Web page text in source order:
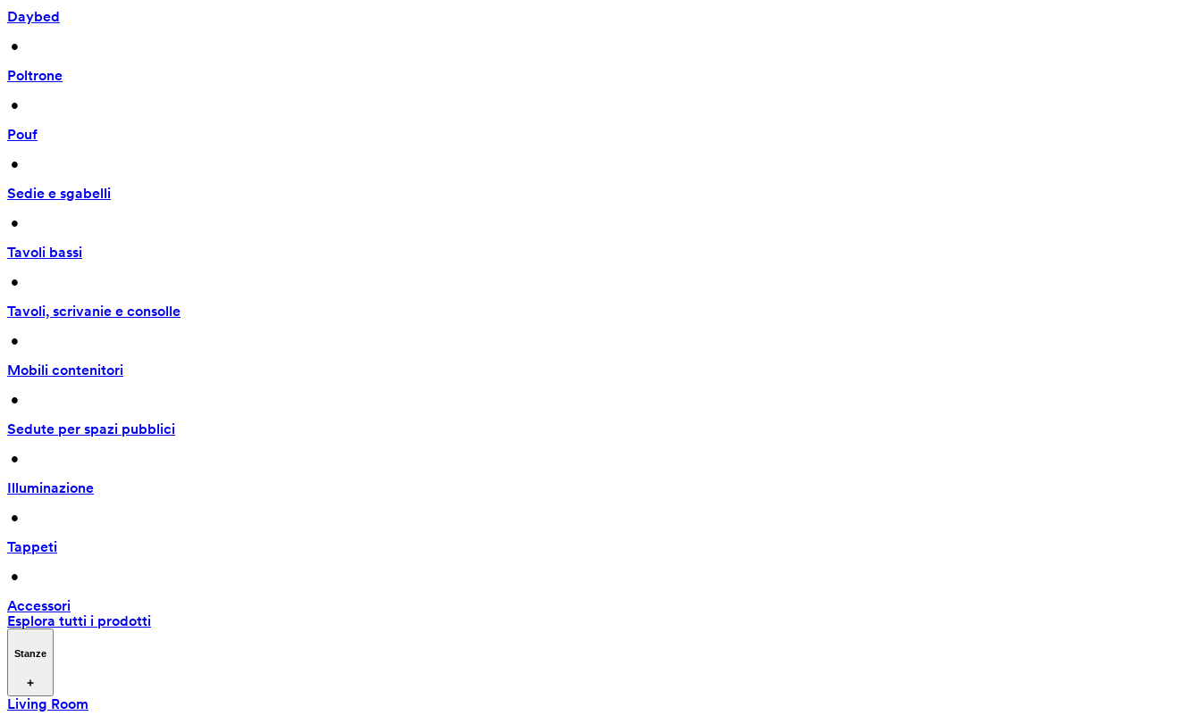
Daybed
•
Poltrone
•
Pouf
•
Sedie e sgabelli
•
Tavoli bassi
•
Tavoli, scrivanie e consolle
•
Mobili contenitori
•
Sedute per spazi pubblici
•
Illuminazione
•
Tappeti
•
Accessori
Esplora tutti i prodotti
Stanze
Living Room